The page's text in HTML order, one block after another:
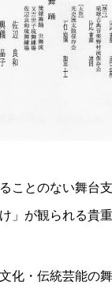
ことのない舞台
」が観られる貴重
化・伝統芸能の